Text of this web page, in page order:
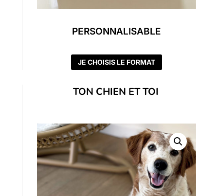
PERSONNALISABLE
JE CHOISIS LE FORMAT
TON CHIEN ET TOI